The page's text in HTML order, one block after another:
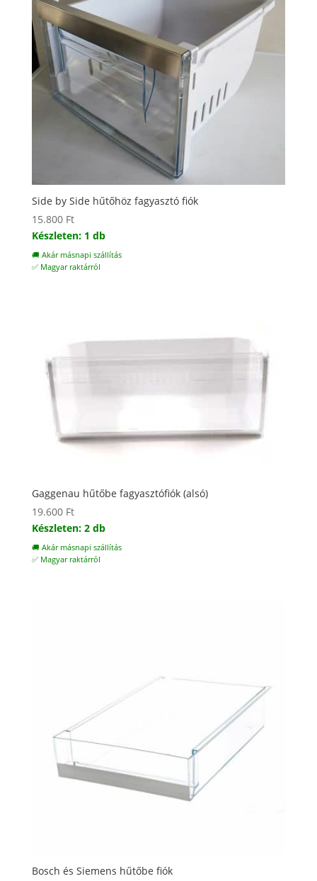
Side by Side hűtőhöz fagyasztó fiók
15.800 Ft
Készleten: 1 db
🚚 Akár másnapi szállítás
✅ Magyar raktárról
Gaggenau hűtőbe fagyasztófiók (alsó)
19.600 Ft
Készleten: 2 db
🚚 Akár másnapi szállítás
✅ Magyar raktárról
Bosch és Siemens hűtőbe fiók